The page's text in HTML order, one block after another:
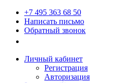
+7 495 363 68 50
Написать письмо
Обратный звонок
Личный кабинет
Регистрация
Авторизация